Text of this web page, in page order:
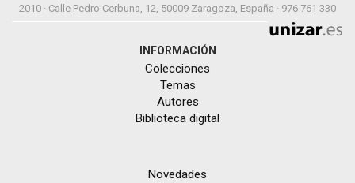
2010 · Calle Pedro Cerbuna, 12, 50009 Zaragoza, España · 976 761 330
INFORMACIÓN
Colecciones
Temas
Autores
Biblioteca digital
Novedades